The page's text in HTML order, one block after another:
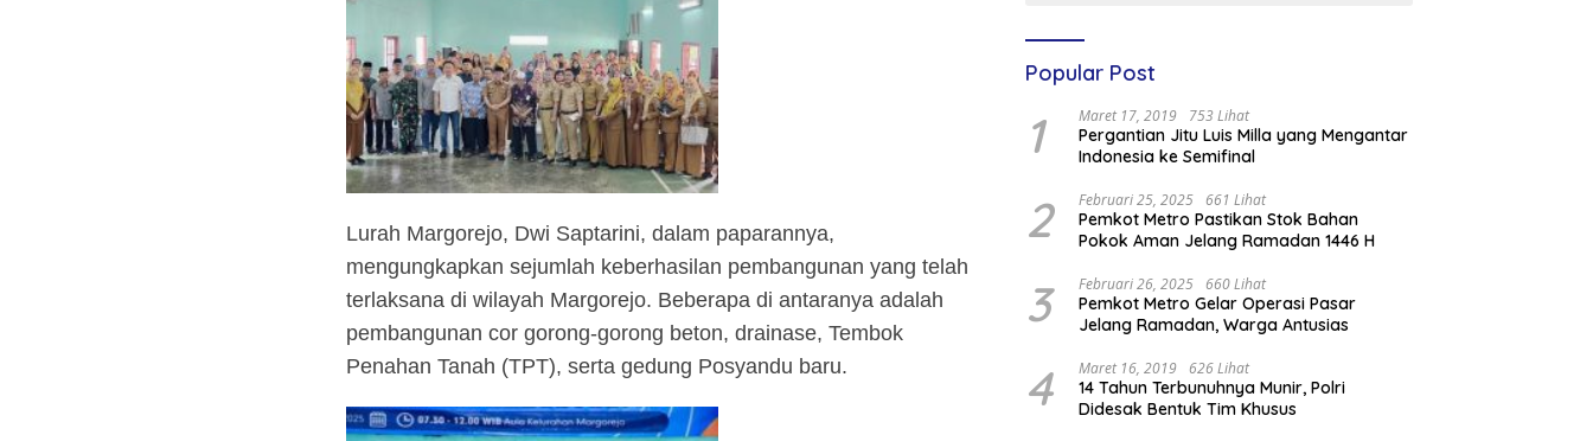
Lurah Margorejo, Dwi Saptarini, dalam paparannya,
mengungkapkan sejumlah keberhasilan pembangunan yang telah
terlaksana di wilayah Margorejo. Beberapa di antaranya adalah
pembangunan cor gorong-gorong beton, drainase, Tembok
Penahan Tanah (TPT), serta gedung Posyandu baru.
Popular Post
1 Maret 17, 2019 753 Lihat
Pergantian Jitu Luis Milla yang Mengantar
Indonesia ke Semifinal
2 Februari 25, 2025 661 Lihat
Pemkot Metro Pastikan Stok Bahan
Pokok Aman Jelang Ramadan 1446 H
3 Februari 26, 2025 660 Lihat
Pemkot Metro Gelar Operasi Pasar
Jelang Ramadan, Warga Antusias
4 Maret 16, 2019 626 Lihat
14 Tahun Terbunuhnya Munir, Polri
Didesak Bentuk Tim Khusus